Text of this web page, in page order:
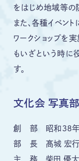
をはじめ地域等の
また、各種イベント
ワークショップを
もいざという時
す。
文化会 写真部
創 部 昭和３８年
部 長 髙城 宏行
主 務 柴田 優太さ